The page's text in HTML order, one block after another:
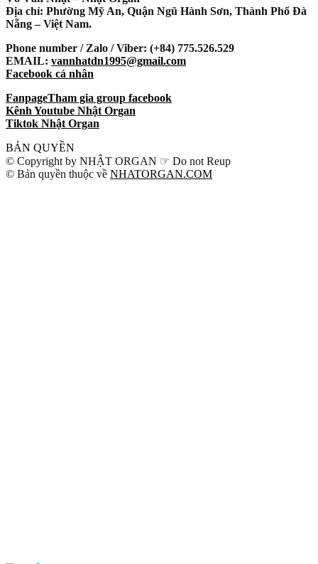
Địa chỉ: Phường Mỹ An, Quận Ngũ Hành Sơn, Thành Phố Đà
Nẵng – Việt Nam.
Phone number / Zalo / Viber: (+84) 775.526.529
EMAIL: vannhatdn1995@gmail.com
Facebook cá nhân
FanpageTham gia group facebook
Kênh Youtube Nhật Organ
Tiktok Nhật Organ
BẢN QUYỀN
© Copyright by NHẬT ORGAN ☞ Do not Reup
© Bản quyền thuộc về NHATORGAN.COM